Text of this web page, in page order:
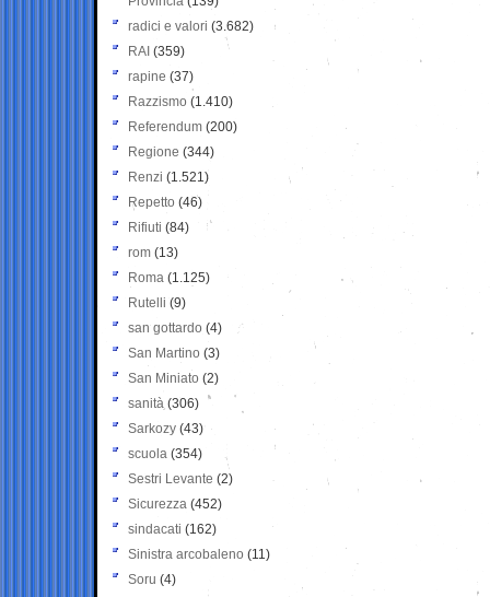
radici e valori (3.682)
RAI (359)
rapine (37)
Razzismo (1.410)
Referendum (200)
Regione (344)
Renzi (1.521)
Repetto (46)
Rifiuti (84)
rom (13)
Roma (1.125)
Rutelli (9)
san gottardo (4)
San Martino (3)
San Miniato (2)
sanità (306)
Sarkozy (43)
scuola (354)
Sestri Levante (2)
Sicurezza (452)
sindacati (162)
Sinistra arcobaleno (11)
Soru (4)